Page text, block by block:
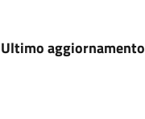
Ultimo aggiornamento